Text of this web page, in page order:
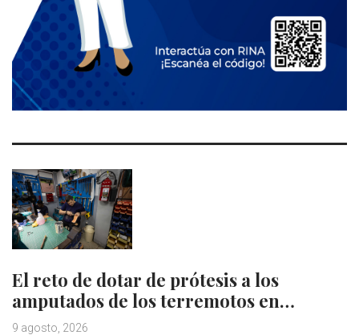
El reto de dotar de prótesis a los
amputados de los terremotos en…
9 agosto, 2026